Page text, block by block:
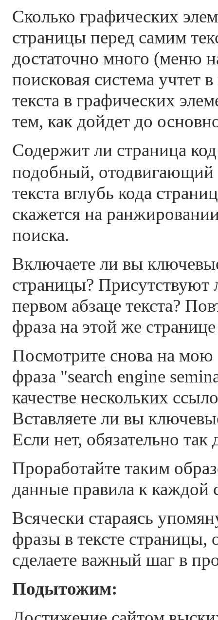
Сколько графических
страницы перед самим
достаточно много (меню
поисковая система учтет
текста в графических
тем, как дойдет до
Содержит ли страница
подобный, отодвигающий
текста вглубь кода
скажется на
поиска.
Включаете ли вы
страницы?
первом абзаце текста?
фраза на этой же странице
Посмотрите снова на мою
фраза "search engine
качестве нескольких
Вставляете ли вы
Если нет, обязательно так
Проработайте таким
данные правила к каждой
Всячески стараясь
фразы в тексте страницы,
сделаете важный шаг в
Подытожим: